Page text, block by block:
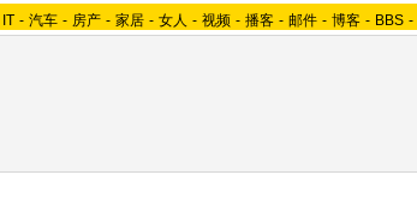
IT - 汽车 - 房产 - 家居 - 女人 - 视频 - 播客 - 邮件 - 博客 - BBS -